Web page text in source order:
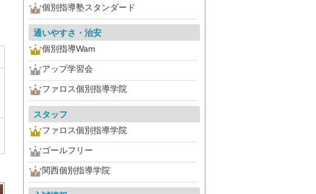
個別指導塾スタンダード
通いやすさ・治安
個別指導Wam
アップ学習会
ファロス個別指導学院
スタッフ
ファロス個別指導学院
ゴールフリー
関西個別指導学院